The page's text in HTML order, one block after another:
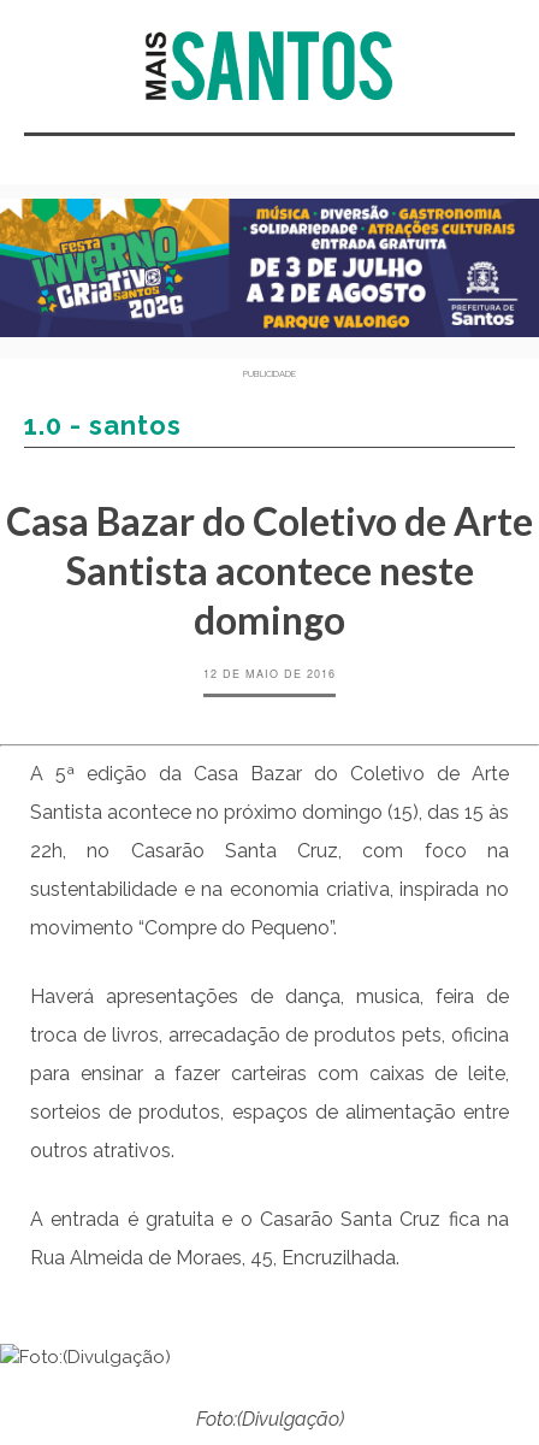
PUBLICIDADE
1.0 - santos
Casa Bazar do Coletivo de Arte
Santista acontece neste
domingo
12 DE MAIO DE 2016
A 5ª edição da Casa Bazar do Coletivo de Arte
Santista acontece no próximo domingo (15), das 15 às
22h, no Casarão Santa Cruz, com foco na
sustentabilidade e na economia criativa, inspirada no
movimento “Compre do Pequeno”.
Haverá apresentações de dança, musica, feira de
troca de livros, arrecadação de produtos pets, oficina
para ensinar a fazer carteiras com caixas de leite,
sorteios de produtos, espaços de alimentação entre
outros atrativos.
A entrada é gratuita e o Casarão Santa Cruz fica na
Rua Almeida de Moraes, 45, Encruzilhada.
Foto:(Divulgação)